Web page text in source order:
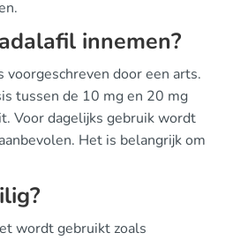
innemen?
voorgeschreven door een arts.
tussen de 10 mg en 20 mg
Voor dagelijks gebruik wordt
Het is belangrijk om
wordt gebruikt zoals